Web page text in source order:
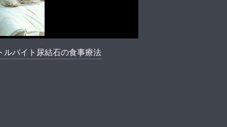
ルバイト尿結石の食事療法